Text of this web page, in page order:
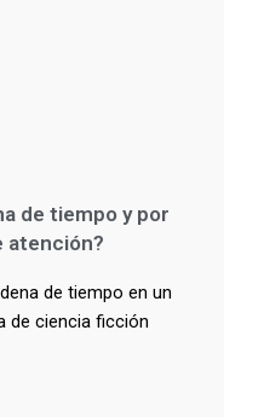
de tiempo y por
atención?
de tiempo en un
de ciencia ficción